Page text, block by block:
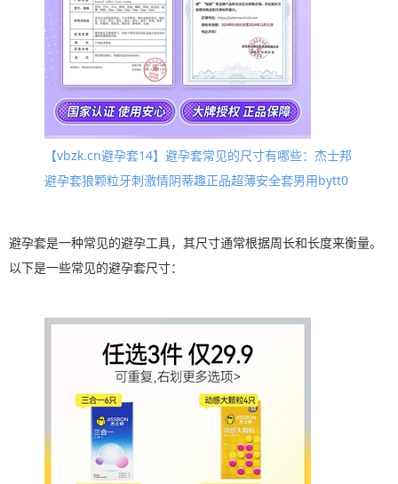
【vbzk.cn避孕套14】避孕套常见的尺寸有哪些：杰士邦
避孕套狼颗粒牙刺激情阴蒂趣正品超薄安全套男用bytt0
避孕套是一种常见的避孕工具，其尺寸通常根据周长和长度来衡量。
以下是一些常见的避孕套尺寸：